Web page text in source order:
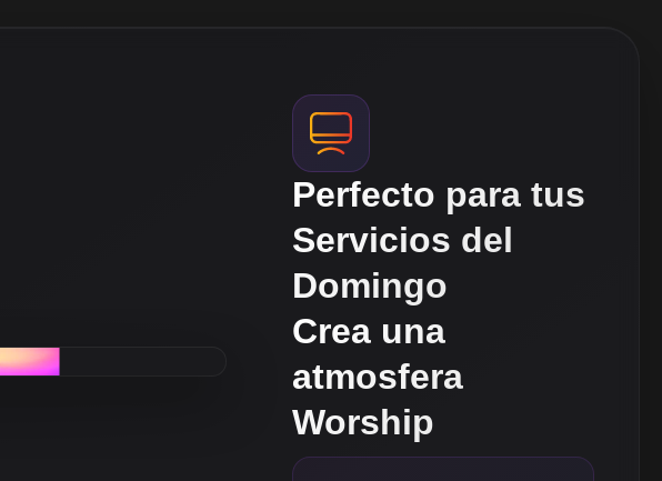
Perfecto para tus
Servicios del
Domingo
Crea una
atmosfera
Worship